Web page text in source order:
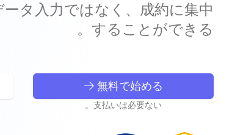
タ入力ではなく、成約に集中
することができる。
無料で始める
支払いは必要ない。